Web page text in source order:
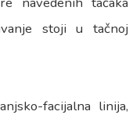
stoji u tačnoj
facijalna linija,